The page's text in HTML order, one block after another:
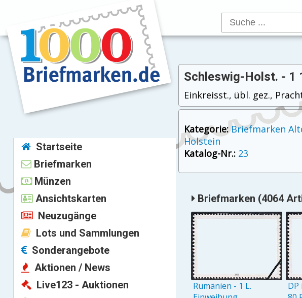
Startseite
Briefmarken
Münzen
Ansichtskarten
Neuzugänge
Lots und Sammlungen
Sonderangebote
Aktionen / News
Live123 - Auktionen
Schleswig-Holst. -
Einkreisst., übl. gez.,
Kategorie: Briefmarken
Holstein
Katalog-Nr.: 23
Briefmarken (4064
Rumänien - 1 L.